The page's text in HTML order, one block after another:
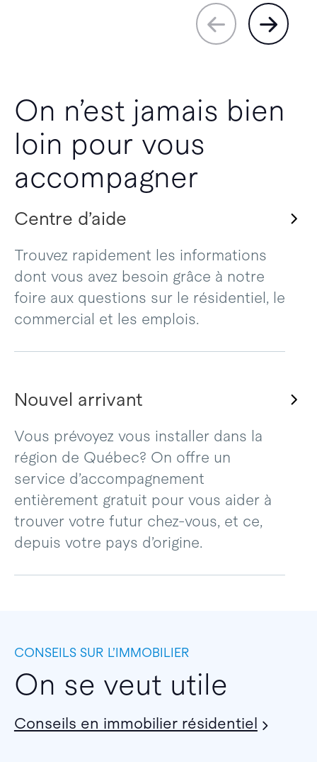
On n’est jamais bien
loin pour vous
accompagner
Centre d’aide
Trouvez rapidement les informations
dont vous avez besoin grâce à notre
foire aux questions sur le résidentiel, le
commercial et les emplois.
Nouvel arrivant
Vous prévoyez vous installer dans la
région de Québec? On offre un
service d’accompagnement
entièrement gratuit pour vous aider à
trouver votre futur chez-vous, et ce,
depuis votre pays d’origine.
CONSEILS SUR L’IMMOBILIER
On se veut utile
Conseils en immobilier résidentiel